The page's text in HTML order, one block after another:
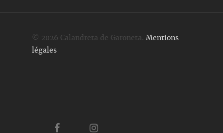
© 2026 Calandreta de Garoneta. Mentions
légales